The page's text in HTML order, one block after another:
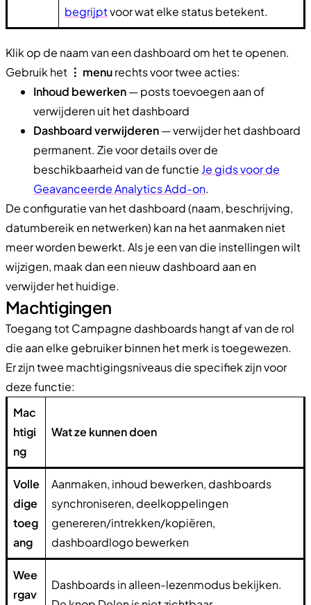
begrijptvoor wat elke status betekent.
Klik op de naam van een dashboard om het te openen.
Gebruik het ⋮ menurechts voor twee acties:
Inhoud bewerken— posts toevoegen aan of
verwijderen uit het dashboard
Dashboard verwijderen— verwijder het dashboard
permanent. Zie voor details over de
beschikbaarheid van de functie Je gids voor de
Geavanceerde Analytics Add-on.
De configuratie van het dashboard (naam, beschrijving,
datumbereik en netwerken) kan na het aanmaken niet
meer worden bewerkt. Als je een van die instellingen wilt
wijzigen, maak dan een nieuw dashboard aan en
verwijder het huidige.
Machtigingen
Toegang tot Campagne dashboards hangt af van de rol
die aan elke gebruiker binnen het merk is toegewezen.
Er zijn twee machtigingsniveaus die specifiek zijn voor
deze functie:
Mac
htigi
ng
Wat ze kunnen doen
Volle
dige
toeg
ang
Aanmaken, inhoud bewerken, dashboards
synchroniseren, deelkoppelingen
genereren/intrekken/kopiëren,
dashboardlogo bewerken
Wee
rgav
Dashboards in alleen-lezenmodus bekijken.